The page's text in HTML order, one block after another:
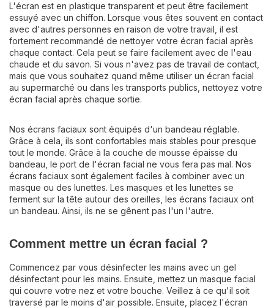
L'écran est en plastique transparent et peut être facilement
essuyé avec un chiffon. Lorsque vous êtes souvent en contact
avec d'autres personnes en raison de votre travail, il est
fortement recommandé de nettoyer votre écran facial après
chaque contact. Cela peut se faire facilement avec de l'eau
chaude et du savon. Si vous n'avez pas de travail de contact,
mais que vous souhaitez quand même utiliser un écran facial
au supermarché ou dans les transports publics, nettoyez votre
écran facial après chaque sortie.
Nos écrans faciaux sont équipés d'un bandeau réglable.
Grâce à cela, ils sont confortables mais stables pour presque
tout le monde. Grâce à la couche de mousse épaisse du
bandeau, le port de l'écran facial ne vous fera pas mal. Nos
écrans faciaux sont également faciles à combiner avec un
masque ou des lunettes. Les masques et les lunettes se
ferment sur la tête autour des oreilles, les écrans faciaux ont
un bandeau. Ainsi, ils ne se gênent pas l'un l'autre.
Comment mettre un écran facial ?
Commencez par vous désinfecter les mains avec un gel
désinfectant pour les mains. Ensuite, mettez un masque facial
qui couvre votre nez et votre bouche. Veillez à ce qu'il soit
traversé par le moins d'air possible. Ensuite, placez l'écran